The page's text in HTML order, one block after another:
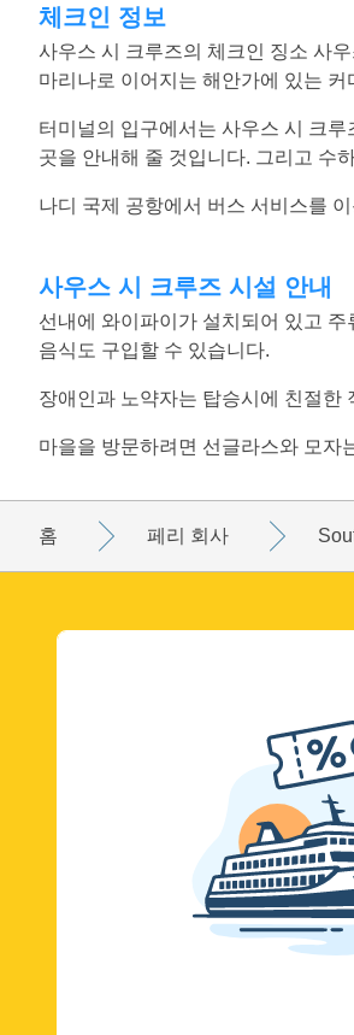
체크인 정보
사우스 시 크루즈의 체크인 징소 사
마리나로 이어지는 해안가에 있는
터미널의 입구에서는 사우스 시 크
곳을 안내해 줄 것입니다. 그리고 수
나디 국제 공항에서 버스 서비스를
사우스 시 크루즈 시설 안내
선내에 와이파이가 설치되어 있고
음식도 구입할 수 있습니다.
장애인과 노약자는 탑승시에 친절한
마을을 방문하려면 선글라스와 모자
홈 페리 회사